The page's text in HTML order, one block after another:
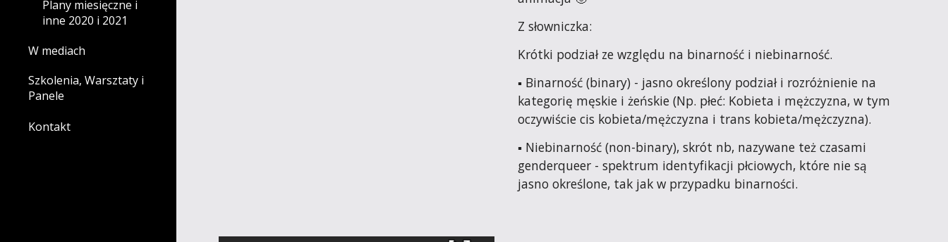
Plany miesięczne i
inne 2020 i 2021
W mediach
Szkolenia, Warsztaty i
Panele
Kontakt
Z słowniczka:
Krótki podział ze względu na binarność i niebinarność.
▪ Binarność (binary) - jasno określony podział i rozróżnienie na
kategorię męskie i żeńskie (Np. płeć: Kobieta i mężczyzna, w tym
oczywiście cis kobieta/mężczyzna i trans kobieta/mężczyzna).
▪ Niebinarność (non-binary), skrót nb, nazywane też czasami
genderqueer - spektrum identyfikacji płciowych, które nie są
jasno określone, tak jak w przypadku binarności.